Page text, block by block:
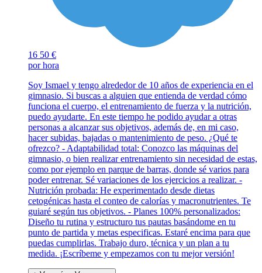
16 50 €
por hora
Soy Ismael y tengo alrededor de 10 años de experiencia en el
gimnasio. Si buscas a alguien que entienda de verdad cómo
funciona el cuerpo, el entrenamiento de fuerza y la nutrición,
puedo ayudarte. En este tiempo he podido ayudar a otras
personas a alcanzar sus objetivos, además de, en mi caso,
hacer subidas, bajadas o mantenimiento de peso. ¿Qué te
ofrezco? - Adaptabilidad total: Conozco las máquinas del
gimnasio, o bien realizar entrenamiento sin necesidad de estas,
como por ejemplo en parque de barras, donde sé varios para
poder entrenar. Sé variaciones de los ejercicios a realizar. -
Nutrición probada: He experimentado desde dietas
cetogénicas hasta el conteo de calorías y macronutrientes. Te
guiaré según tus objetivos. - Planes 100% personalizados:
Diseño tu rutina y estructuro tus pautas basándome en tu
punto de partida y metas especificas. Estaré encima para que
puedas cumplirlas. Trabajo duro, técnica y un plan a tu
medida. ¡Escríbeme y empezamos con tu mejor versión!